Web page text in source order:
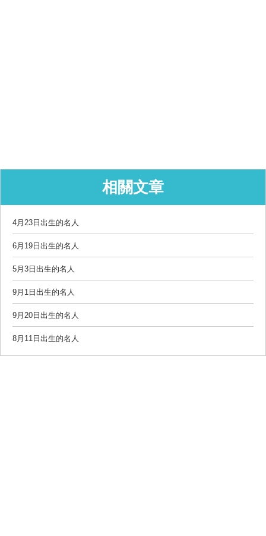
相關文章
4月23日出生的名人
6月19日出生的名人
5月3日出生的名人
9月1日出生的名人
9月20日出生的名人
8月11日出生的名人